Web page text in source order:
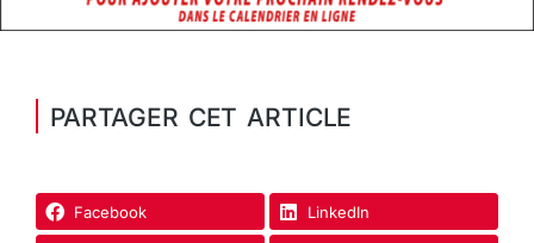
PARTAGER CET ARTICLE
Facebook LinkedIn